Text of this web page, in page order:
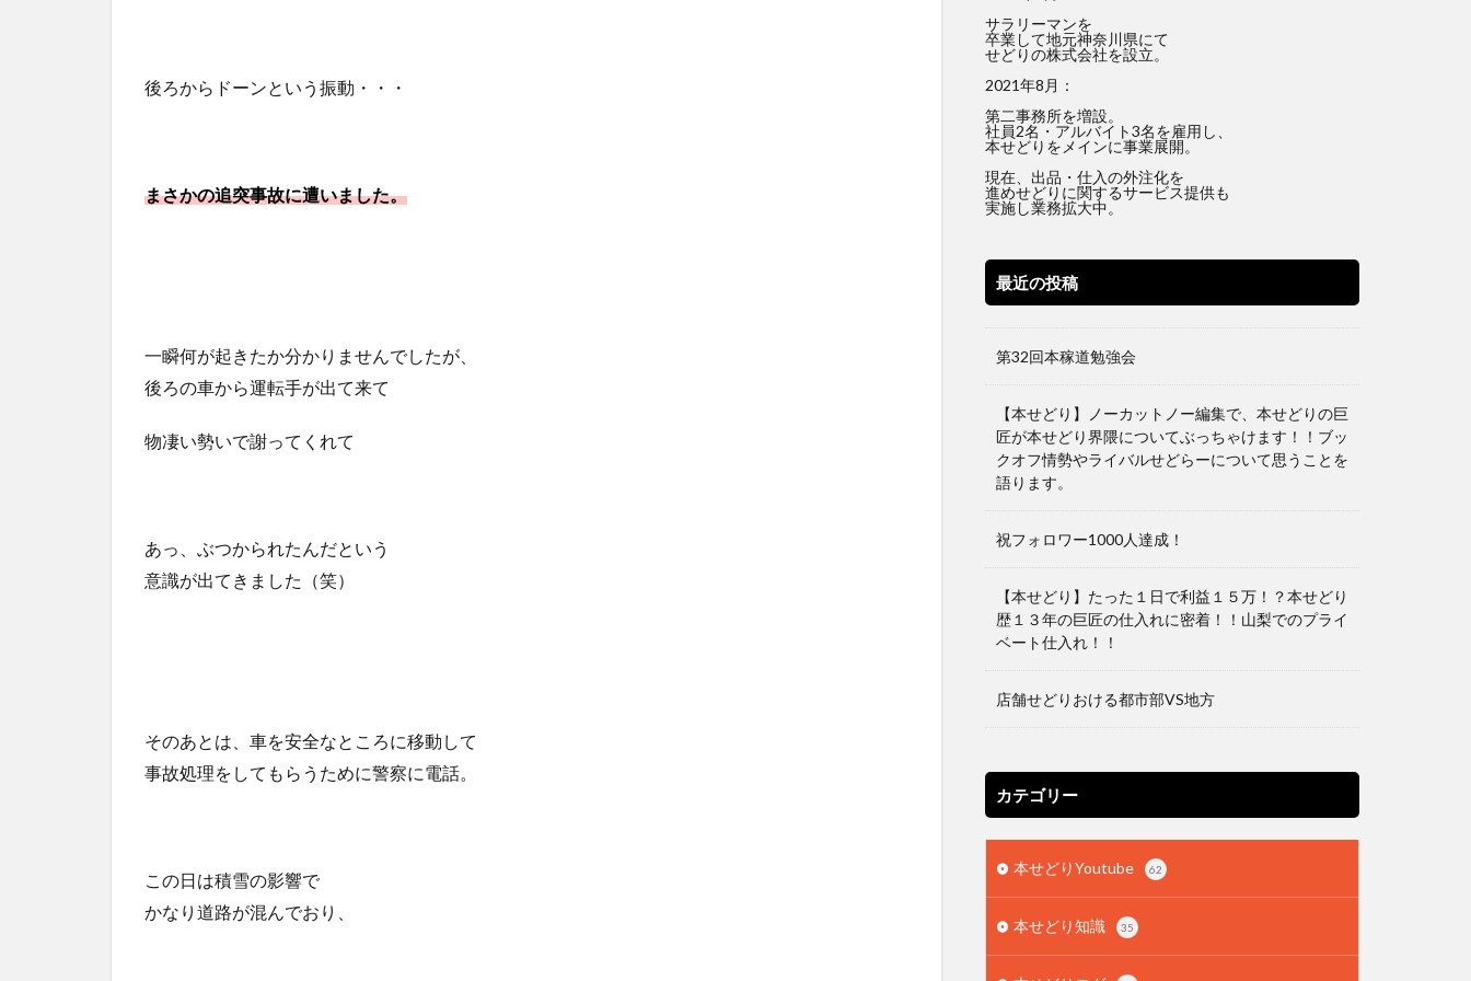
後ろからドーンという振動・・・
まさかの追突事故に遭いました。
一瞬何が起きたか分かりませんでしたが、
後ろの車から運転手が出て来て
物凄い勢いで謝ってくれて
あっ、ぶつかられたんだという
意識が出てきました（笑）
そのあとは、車を安全なところに移動して
事故処理をしてもらうために警察に電話。
この日は積雪の影響で
かなり道路が混んでおり、
サラリーマンを
卒業して地元神奈川県にて
せどりの株式会社を設立。
2021年8月：
第二事務所を増設。
社員2名・アルバイト3名を雇用し、
本せどりをメインに事業展開。
現在、出品・仕入の外注化を
進めせどりに関するサービス提供も
実施し業務拡大中。
最近の投稿
第32回本稼道勉強会
【本せどり】ノーカットノー編集で、本せどりの巨
匠が本せどり界隈についてぶっちゃけます！！ブッ
クオフ情勢やライバルせどらーについて思うことを
語ります。
祝フォロワー1000人達成！
【本せどり】たった１日で利益１５万！？本せどり
歴１３年の巨匠の仕入れに密着！！山梨でのプライ
ベート仕入れ！！
店舗せどりおける都市部VS地方
カテゴリー
本せどりYoutube 62
本せどり知識 35